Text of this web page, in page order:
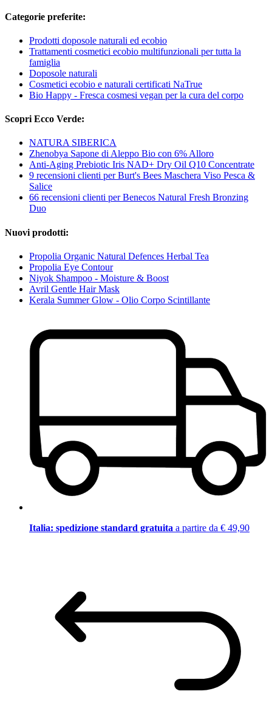
Categorie preferite:
Prodotti doposole naturali ed ecobio
Trattamenti cosmetici ecobio multifunzionali per tutta la
famiglia
Doposole naturali
Cosmetici ecobio e naturali certificati NaTrue
Bio Happy - Fresca cosmesi vegan per la cura del corpo
Scopri Ecco Verde:
NATURA SIBERICA
Zhenobya Sapone di Aleppo Bio con 6% Alloro
Anti-Aging Prebiotic Iris NAD+ Dry Oil Q10 Concentrate
9 recensioni clienti per Burt's Bees Maschera Viso Pesca &
Salice
66 recensioni clienti per Benecos Natural Fresh Bronzing
Duo
Nuovi prodotti:
Propolia Organic Natural Defences Herbal Tea
Propolia Eye Contour
Niyok Shampoo - Moisture & Boost
Avril Gentle Hair Mask
Kerala Summer Glow - Olio Corpo Scintillante
Italia: spedizione standard gratuita a partire da € 49,90